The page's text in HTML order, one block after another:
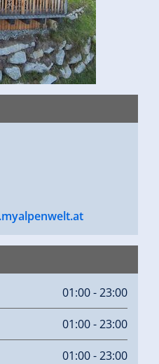
01:00 - 23:00
01:00 - 23:00
01:00 - 23:00